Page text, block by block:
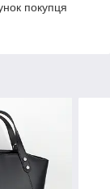
покупця